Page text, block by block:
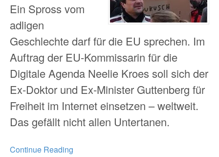
Ein Spross vom
adligen
Geschlechte darf für die EU sprechen. Im
Auftrag der EU-Kommissarin für die
Digitale Agenda Neelie Kroes soll sich der
Ex-Doktor und Ex-Minister Guttenberg für
Freiheit im Internet einsetzen – weltweit.
Das gefällt nicht allen Untertanen.
Continue Reading